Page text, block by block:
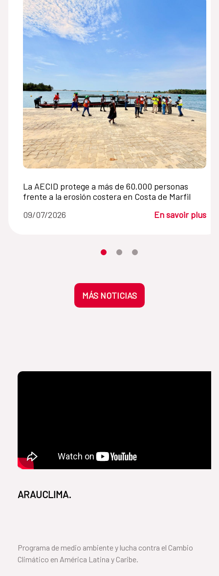
La AECID protege a más de 60.000 personas
frente a la erosión costera en Costa de Marfil
09/07/2026
En savoir plus
Desplaza el carrusel hasta su
Desplaza el carrusel hasta su
Desplaza el carrusel
MÁS NOTICIAS
ARAUCLIMA.
Programa de medio ambiente y lucha contra el Cambio
Climático en América Latina y Caribe.